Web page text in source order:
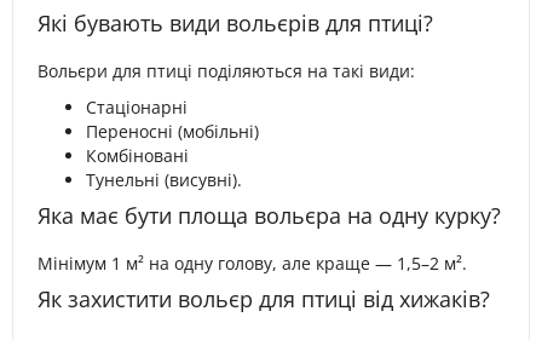
Які бувають види вольєрів для птиці?
Вольєри для птиці поділяються на такі види:
Стаціонарні
Переносні (мобільні)
Комбіновані
Тунельні (висувні).
Яка має бути площа вольєра на одну курку?
Мінімум 1 м² на одну голову, але краще — 1,5–2 м².
Як захистити вольєр для птиці від хижаків?